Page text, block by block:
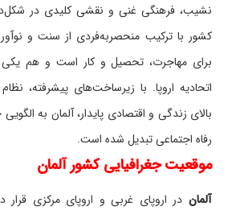
نشیب، فرهنگی غنی و نقشی کلیدی در
کشور با ترکیب منحصربه‌فردی از سنت و
برای مهاجرت، تحصیل و کار است و هم یکی
اتحادیه اروپا. با زیرساخت‌های پیشرفته،
بالای زندگی و اقتصادی پایدار، آلمان به
رفاه اجتماعی تبدیل شده است.
موقعیت جغرافیایی کشور آلمان
آلمان در اروپای غربی و اروپای مرکزی قرار